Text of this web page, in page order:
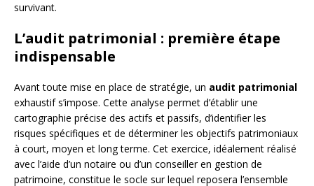
survivant.
L’audit patrimonial : première étape
indispensable
Avant toute mise en place de stratégie, un audit patrimonial
exhaustif s’impose. Cette analyse permet d’établir une
cartographie précise des actifs et passifs, d’identifier les
risques spécifiques et de déterminer les objectifs patrimoniaux
à court, moyen et long terme. Cet exercice, idéalement réalisé
avec l’aide d’un notaire ou d’un conseiller en gestion de
patrimoine, constitue le socle sur lequel reposera l’ensemble